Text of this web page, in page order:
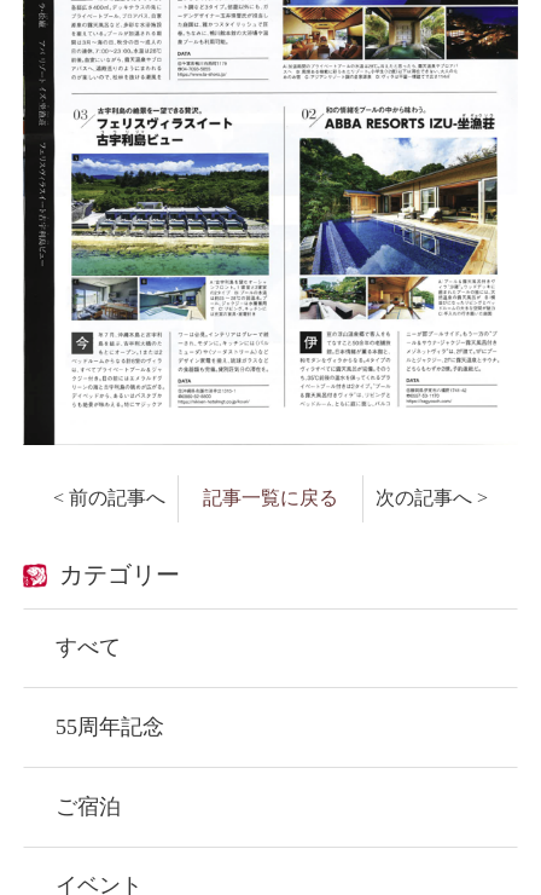
< 前の記事へ 記事一覧に戻る 次の記事へ >
カテゴリー
すべて
55周年記念
ご宿泊
イベント